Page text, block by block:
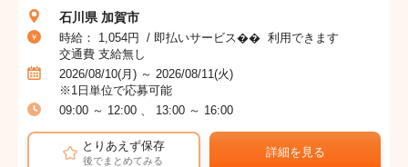
石川県 加賀市
時給： 1,054円 / 即払いサービス�� 利用できます
交通費 支給無し
2026/08/10(月) ～ 2026/08/11(火)
※1日単位で応募可能
09:00 ～ 12:00 、 13:00 ～ 16:00
とりあえず保存
後でまとめてみる
詳細を見る